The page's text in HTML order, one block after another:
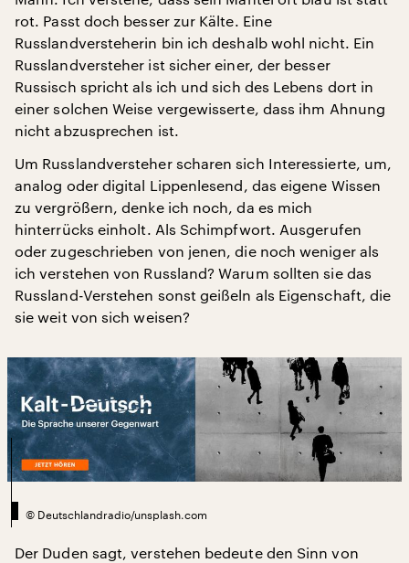
rot. Passt doch besser zur Kälte. Eine
Russlandversteherin bin ich deshalb wohl nicht. Ein
Russlandversteher ist sicher einer, der besser
Russisch spricht als ich und sich des Lebens dort in
einer solchen Weise vergewisserte, dass ihm Ahnung
nicht abzusprechen ist.
Um Russlandversteher scharen sich Interessierte, um,
analog oder digital Lippenlesend, das eigene Wissen
zu vergrößern, denke ich noch, da es mich
hinterrücks einholt. Als Schimpfwort. Ausgerufen
oder zugeschrieben von jenen, die noch weniger als
ich verstehen von Russland? Warum sollten sie das
Russland-Verstehen sonst geißeln als Eigenschaft, die
sie weit von sich weisen?
© Deutschlandradio/unsplash.com
Der Duden sagt, verstehen bedeute den Sinn von